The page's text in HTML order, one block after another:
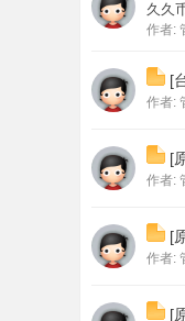
久久
作者:
[
作者:
[
作者:
[
作者:
[